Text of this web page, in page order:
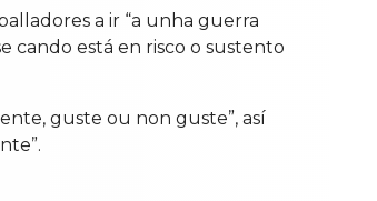
a ir “a unha guerra
cando está en risco o sustento
guste ou non guste”, así